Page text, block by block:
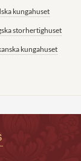
kungahuset
storhertighuset
kungahuset